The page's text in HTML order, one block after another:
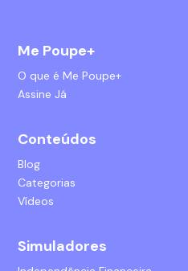
Me Poupe+
O que é Me Poupe+
Assine Já
Conteúdos
Blog
Categorias
Vídeos
Simuladores